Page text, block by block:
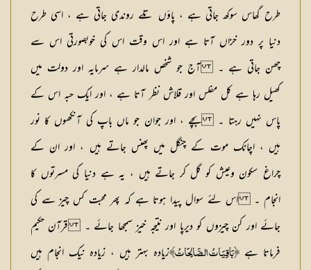
طرح گھاس سوکھ جاتی ہے ، پاؤں تلے روندی جاتی ہے ، اسی طرح
دنیا پر دور خزاں آتا ہے اور اس وقت اس کی خوبصورتی اس سے
چھن جاتی ہے ۔ آج جو شخص مالدار ہے سرمایہ اور دولت میں
کھیل رہا ہے کل مفلس اور قلاش نظر آتا ہے ، اور ایک حبہ اس کے
پاس نہیں رہتا ۔ بچے ، اور جوان جو ماں باپ کی آنکھوں کا نور
ہیں ، اچانک موت کے چنگل میں پھنس جاتے ہیں ، اور ان کے
چراغ سکون وعیش کو گل کر جاتے ہیں ، یہ ہے دنیا کی مسرتوں کا
انجام ۔ اس لئے سوال پیدا ہوتا ہے کہ پھر محبت کس چیز سے کی
جائے اور کن چیزوں کو دیرپا اور نتیجہ خیز سمجھا جائے ۔ قرآن حکیم
فرماتا ہے ﴿بَاقِيَاتُ الصَّالِحَاتُ﴾زیادہ بہتر ہیں ، زیادہ نیک انجام ہیں